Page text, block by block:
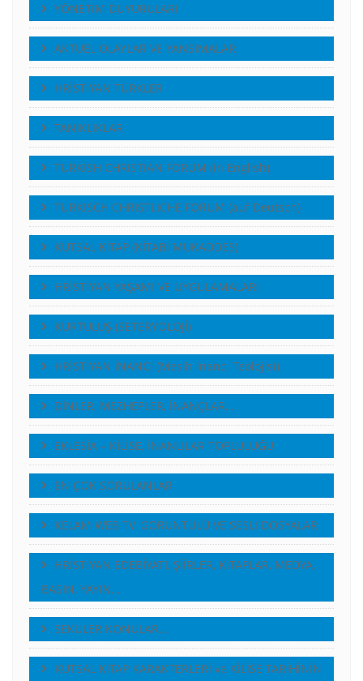
YÖNETiM DUYURULARI
AKTUEL OLAYLAR VE YANSIMALAR
HRİSTİYAN TÜRKLER
TANIKLIKLAR
TURKISH CHRISTIAN FORUM (in English)
TURKISCH CHRISTLICHE FORUM (auf Deutsch)
KUTSAL KİTAP (KİTABI MUKADDES)
HRİSTİYAN YAŞAMI VE UYGULAMALARI
KURTULUŞ (SETERYOLOJİ)
HRİSTİYAN İNANCI (Mesih İnancı Teolojisi)
DİNLER, MEZHEPLER, İNANÇLAR…
EKLESİA – KİLİSE, İNANLILAR TOPLULUĞU
EN ÇOK SORULANLAR
KELAM WEB TV, GÖRÜNTÜLÜ VE SESLI DOSYALAR
HRİSTİYAN EDEBİYATI, ŞİİRLER, KİTAPLAR, MEDYA,
BASIN, YAYIN…
SEKÜLER KONULAR…
KUTSAL KITAP KARAKTERLERİ ve KİLİSE TARİHİNİN